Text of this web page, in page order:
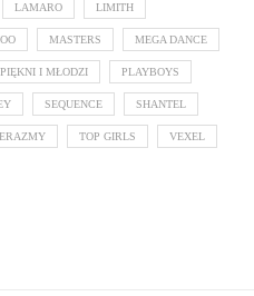
LAMARO LIMITH
MASTERS MEGA DANCE
PIĘKNI I MŁODZI PLAYBOYS
SEQUENCE SHANTEL
TOP GIRLS VEXEL